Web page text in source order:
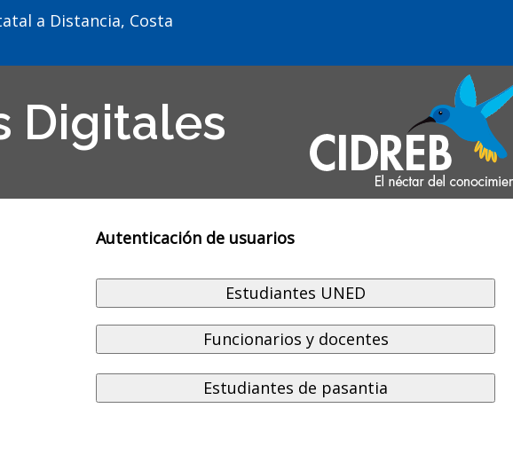
a Distancia, Costa
Digitales
Autenticación de usuarios